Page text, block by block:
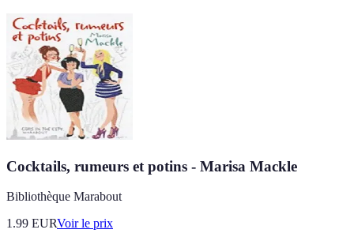
Cocktails, rumeurs et potins - Marisa Mackle
Bibliothèque Marabout
1.99 EURVoir le prix